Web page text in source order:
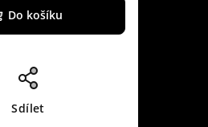
Do košíku
Sdílet